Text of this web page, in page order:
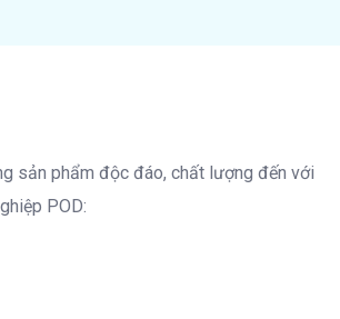
sản phẩm độc đáo, chất lượng đến với
POD: